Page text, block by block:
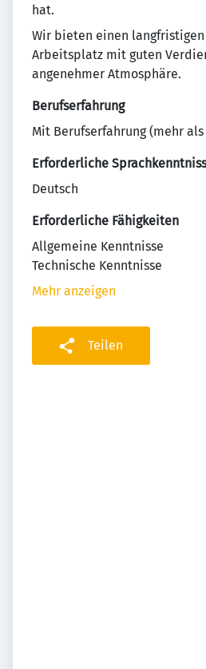
hat.
Wir bieten einen
Arbeitsplatz mit guten
angenehmer Atmosphäre.
Berufserfahrung
Mit Berufserfahrung (mehr als
Erforderliche
Deutsch
Erforderliche Fähigkeiten
Allgemeine Kenntnisse
Technische Kenntnisse
Mehr anzeigen
Teilen